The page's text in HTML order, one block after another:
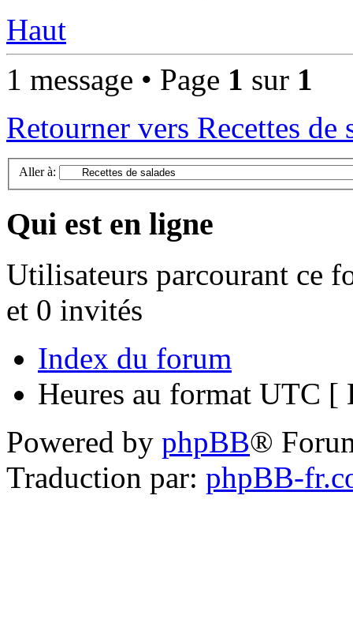
Haut
1 message • Page 1 sur 1
Retourner vers Recettes de
Aller à:
Qui est en ligne
Utilisateurs parcourant ce
et 0 invités
Index du forum
Heures au format UTC [
Powered by phpBB®
Traduction par: phpBB-